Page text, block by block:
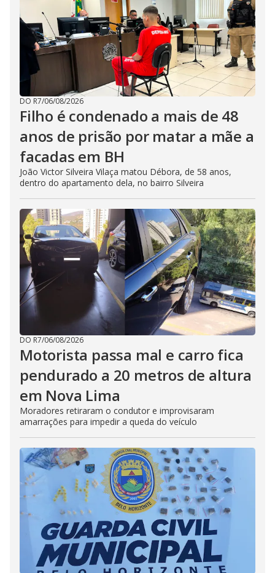
DO R7/06/08/2026
Filho é condenado a mais de 48
anos de prisão por matar a mãe a
facadas em BH
João Victor Silveira Vilaça matou Débora, de 58 anos,
dentro do apartamento dela, no bairro Silveira
DO R7/06/08/2026
Motorista passa mal e carro fica
pendurado a 20 metros de altura
em Nova Lima
Moradores retiraram o condutor e improvisaram
amarrações para impedir a queda do veículo